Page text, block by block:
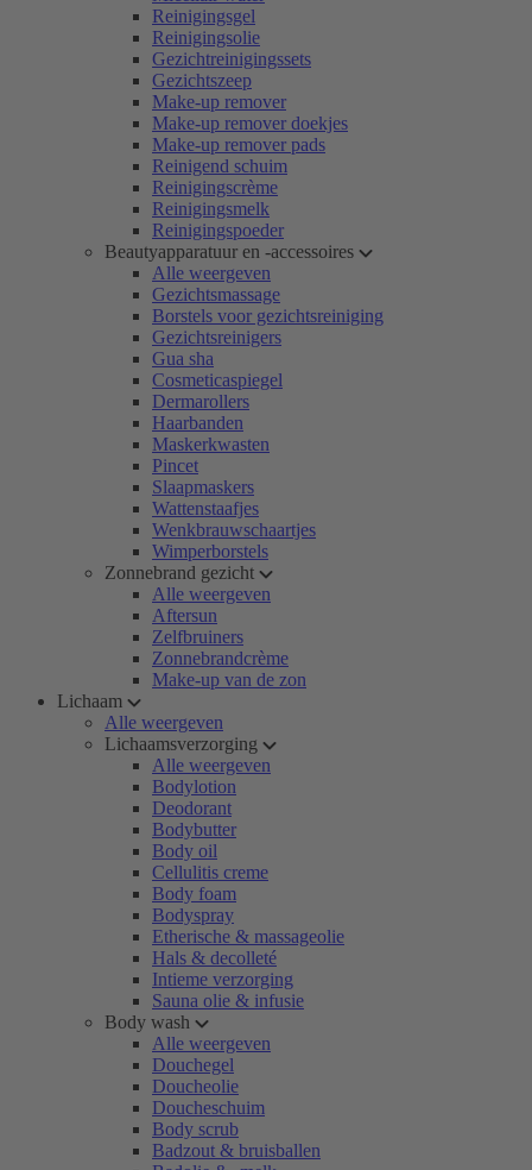
Reinigingsgel
Reinigingsolie
Gezichtreinigingssets
Gezichtszeep
Make-up remover
Make-up remover doekjes
Make-up remover pads
Reinigend schuim
Reinigingscrème
Reinigingsmelk
Reinigingspoeder
Beautyapparatuur en -accessoires
Alle weergeven
Gezichtsmassage
Borstels voor gezichtsreiniging
Gezichtsreinigers
Gua sha
Cosmeticaspiegel
Dermarollers
Haarbanden
Maskerkwasten
Pincet
Slaapmaskers
Wattenstaafjes
Wenkbrauwschaartjes
Wimperborstels
Zonnebrand gezicht
Alle weergeven
Aftersun
Zelfbruiners
Zonnebrandcrème
Make-up van de zon
Lichaam
Alle weergeven
Lichaamsverzorging
Alle weergeven
Bodylotion
Deodorant
Bodybutter
Body oil
Cellulitis creme
Body foam
Bodyspray
Etherische & massageolie
Hals & decolleté
Intieme verzorging
Sauna olie & infusie
Body wash
Alle weergeven
Douchegel
Doucheolie
Doucheschuim
Body scrub
Badzout & bruisballen